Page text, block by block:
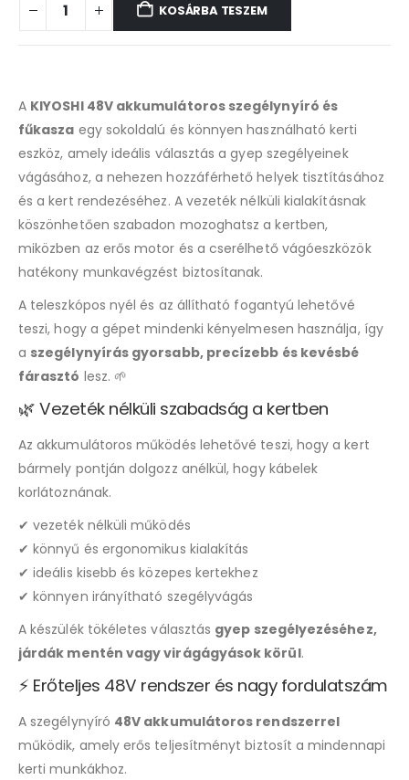
KOSÁRBA TESZEM
A KIYOSHI 48V akkumulátoros szegélynyíró és
fűkasza egy sokoldalú és könnyen használható kerti
eszköz, amely ideális választás a gyep szegélyeinek
vágásához, a nehezen hozzáférhető helyek tisztításához
és a kert rendezéséhez. A vezeték nélküli kialakításnak
köszönhetően szabadon mozoghatsz a kertben,
miközben az erős motor és a cserélhető vágóeszközök
hatékony munkavégzést biztosítanak.
A teleszkópos nyél és az állítható fogantyú lehetővé
teszi, hogy a gépet mindenki kényelmesen használja, így
a szegélynyírás gyorsabb, precízebb és kevésbé
fárasztó lesz. 🌱
🌿 Vezeték nélküli szabadság a kertben
Az akkumulátoros működés lehetővé teszi, hogy a kert
bármely pontján dolgozz anélkül, hogy kábelek
korlátoznának.
✔ vezeték nélküli működés
✔ könnyű és ergonomikus kialakítás
✔ ideális kisebb és közepes kertekhez
✔ könnyen irányítható szegélyvágás
A készülék tökéletes választás gyep szegélyezéséhez,
járdák mentén vagy virágágyások körül.
⚡ Erőteljes 48V rendszer és nagy fordulatszám
A szegélynyíró 48V akkumulátoros rendszerrel
működik, amely erős teljesítményt biztosít a mindennapi
kerti munkákhoz.